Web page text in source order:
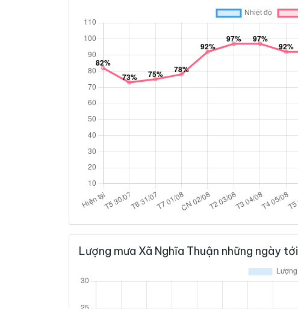
Lượng mưa Xã Nghĩa Thuận những ngày tới